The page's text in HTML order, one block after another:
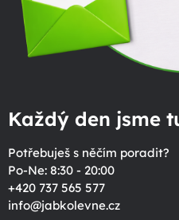
Každý den jsme
Potřebuješ s něčím poradit?
Po-Ne: 8:30 - 20:00
+420 737 565 577
info@jabkolevne.cz